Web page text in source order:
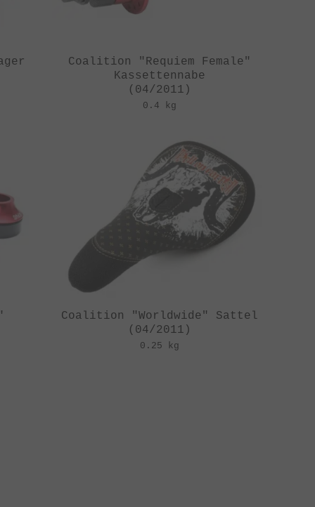
Coalition "Requiem Female"
Kassettennabe
(04/2011)
0.4 kg
Coalition "Worldwide" Sattel
(04/2011)
0.25 kg